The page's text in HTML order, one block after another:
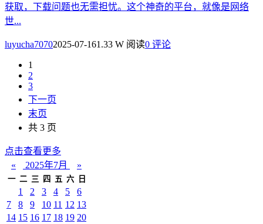
获取，下载问题也无需担忧。这个神奇的平台，就像是网络
世...
luyucha70702025-07-161.33 W 阅读0 评论
1
2
3
下一页
末页
共 3 页
点击查看更多
«
2025年7月 »
一 二 三 四 五 六 日
1 2 3 4 5
6
7
8 9 10 11 12 13
14 15 16 17 18 19 20